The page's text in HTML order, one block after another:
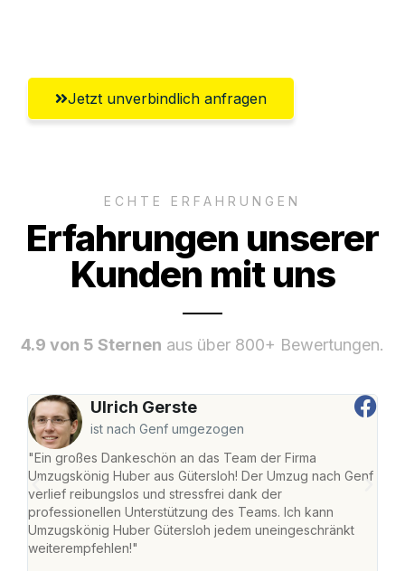
Jetzt unverbindlich anfragen
ECHTE ERFAHRUNGEN
Erfahrungen unserer
Kunden mit uns
4.9 von 5 Sternen aus über 800+ Bewertungen.
Ulrich Gerste
ist nach Genf umgezogen
"Ein großes Dankeschön an das Team der Firma
Umzugskönig Huber aus Gütersloh! Der Umzug nach Genf
verlief reibungslos und stressfrei dank der
professionellen Unterstützung des Teams. Ich kann
Umzugskönig Huber Gütersloh jedem uneingeschränkt
weiterempfehlen!"